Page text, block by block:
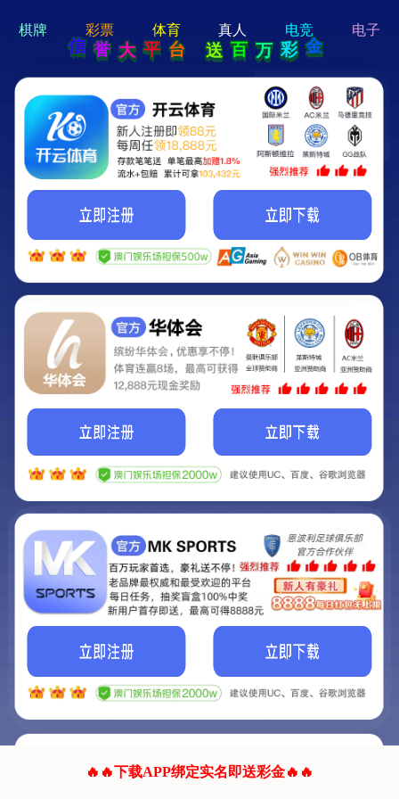
hi 💗
Hey Guys!
我们即将上线啦...
我们的网站正在建设.
它将是非常棒的网站.
联系我们!